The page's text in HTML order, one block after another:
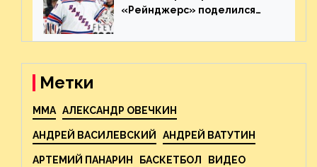
«Рейнджерс» поделился
предстоящего финала
Метки
MMA АЛЕКСАНДР ОВЕЧКИН
АНДРЕЙ ВАСИЛЕВСКИЙ АНДРЕЙ ВАТУТИН
АРТЕМИЙ ПАНАРИН БАСКЕТБОЛ ВИДЕО